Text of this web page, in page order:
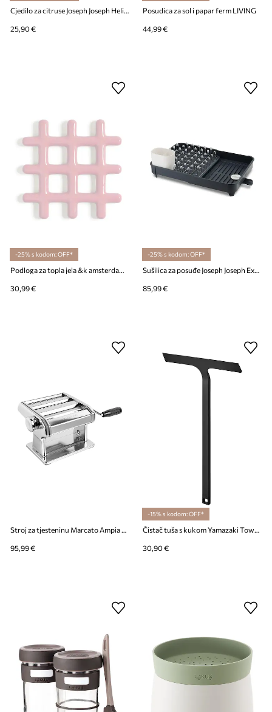
25,90 €
Posudica za sol i papar ferm LIVING
44,99 €
-25% s kodom: OFF*
Podloga za topla jela &k amsterdam grid pink
30,99 €
-25% s kodom: OFF*
Sušilica za posuđe Joseph Joseph Extend™
85,99 €
Stroj za tjesteninu Marcato Ampia 150 Classic
95,99 €
-15% s kodom: OFF*
Čistač tuša s kukom Yamazaki Tower
30,90 €